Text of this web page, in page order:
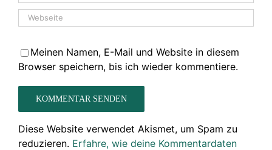
Meinen Namen, E-Mail und Website in diesem
Browser speichern, bis ich wieder kommentiere.
Diese Website verwendet Akismet, um Spam zu
reduzieren. Erfahre, wie deine Kommentardaten